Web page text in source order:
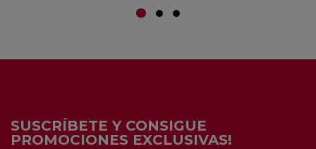
SUSCRÍBETE Y CONSIGUE
PROMOCIONES EXCLUSIVAS!